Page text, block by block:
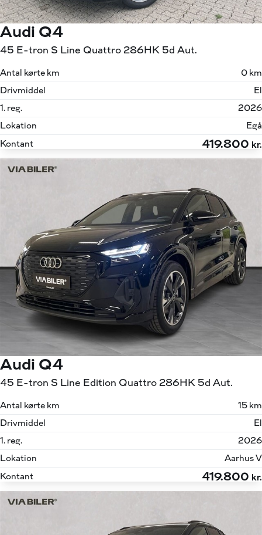
Audi Q4
45 E-tron S Line Quattro 286HK 5d Aut.
Antal kørte km
0 km
Drivmiddel
El
1. reg.
2026
Lokation
Egå
Kontant
419.800 kr.
Audi Q4
45 E-tron S Line Edition Quattro 286HK 5d Aut.
Antal kørte km
15 km
Drivmiddel
El
1. reg.
2026
Lokation
Aarhus V
Kontant
419.800 kr.